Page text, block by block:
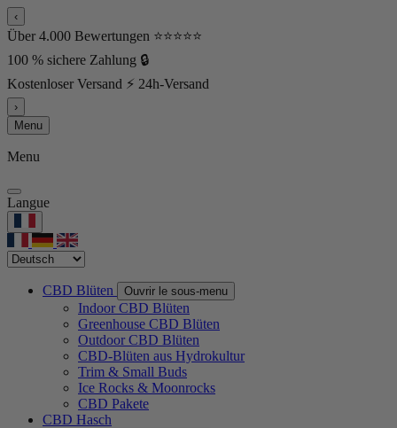
‹
Über 4.000 Bewertungen ⭐⭐⭐⭐⭐
100 % sichere Zahlung 🔒
Kostenloser Versand ⚡ 24h-Versand
›
Menu
Menu
Langue
CBD Blüten Ouvrir le sous-menu
Indoor CBD Blüten
Greenhouse CBD Blüten
Outdoor CBD Blüten
CBD-Blüten aus Hydrokultur
Trim & Small Buds
Ice Rocks & Moonrocks
CBD Pakete
CBD Hasch